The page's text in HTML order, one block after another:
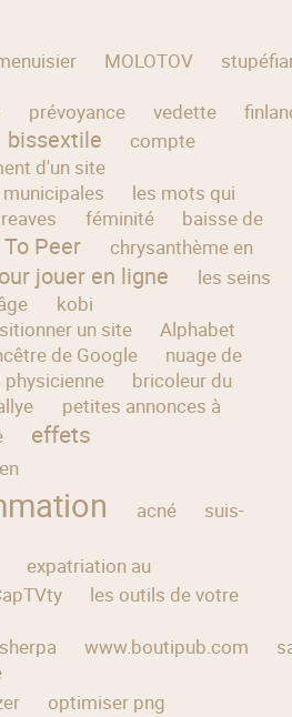
MOLOTOV
prévoyance vedette
bissextile
compte
d'un site
municipales
les mots qui
féminité
baisse de
Peer
chrysanthème en
jouer en ligne
les seins
kobi
un site
Alphabet
de Google
nuage de
physicienne
bricoleur du
petites annonces à
effets
acné
suis-
expatriation au
les outils de votre
sherpa www.boutipub.com
optimiser png